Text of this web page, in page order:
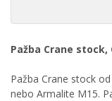
Pažba Crane stock,
Pažba Crane stock
nebo Armalite M15.